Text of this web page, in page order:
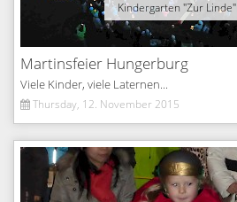
Kindergarten "Zur Linde"
Martinsfeier Hungerburg
Viele Kinder, viele Laternen...
Thursday, 12. November 2015